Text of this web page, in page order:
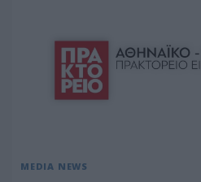
MEDIA NEWS